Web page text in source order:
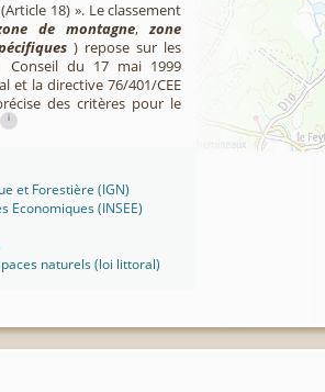
18) ». Le classement
de montagne,zone
) repose sur les
Conseil du 17 mai 1999
et la directive 76/401/CEE
des critères pour le
i
et Forestière (IGN)
Economiques (INSEE)
naturels (loi littoral)